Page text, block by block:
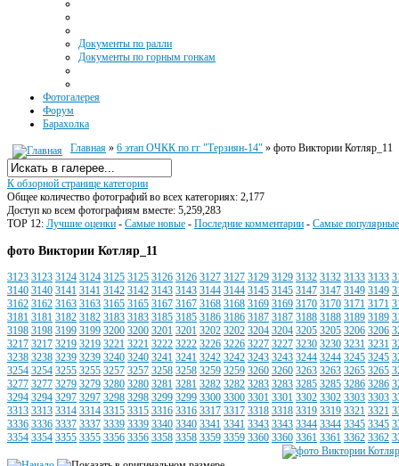
Документы по ралли
Документы по горным гонкам
Фотогалерея
Форум
Барахолка
Главная » 6 этап ОЧКК по гг "Терзиян-14" » фото Виктории Котляр_11
К обзорной странице категории
Общее количество фотографий во всех категориях: 2,177
Доступ ко всем фотографиям вместе: 5,259,283
TOP 12: Лучшие оценки - Самые новые - Последние комментарии - Самые популярные
фото Виктории Котляр_11
3123 3123 3124 3124 3125 3125 3126 3126 3127 3127 3129 3129 3132 3132 3133 3133
3140 3140 3141 3141 3142 3142 3143 3143 3144 3144 3145 3145 3147 3147 3149 3149
3162 3162 3163 3163 3165 3165 3167 3167 3168 3168 3169 3169 3170 3170 3171 3171
3181 3181 3182 3182 3183 3183 3185 3185 3186 3186 3187 3187 3188 3188 3189 3189
3198 3198 3199 3199 3200 3200 3201 3201 3202 3202 3204 3204 3205 3205 3206 3206
3217 3217 3219 3219 3221 3221 3222 3222 3226 3226 3227 3227 3230 3230 3231 3231
3238 3238 3239 3239 3240 3240 3241 3241 3242 3242 3243 3243 3244 3244 3245 3245
3254 3254 3255 3255 3257 3257 3258 3258 3259 3259 3260 3260 3263 3263 3265 3265
3277 3277 3279 3279 3280 3280 3281 3281 3282 3282 3283 3283 3285 3285 3286 3286
3294 3294 3297 3297 3298 3298 3299 3299 3300 3300 3301 3301 3302 3302 3303 3303
3313 3313 3314 3314 3315 3315 3316 3316 3317 3317 3318 3318 3319 3319 3321 3321
3336 3336 3337 3337 3339 3339 3340 3340 3341 3341 3343 3343 3344 3344 3345 3345
3354 3354 3355 3355 3356 3356 3358 3358 3359 3359 3360 3360 3361 3361 3362 3362